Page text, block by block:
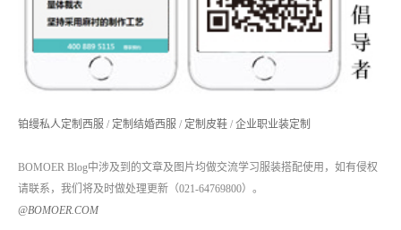
铂缦私人定制西服 / 定制结婚西服 / 定制皮鞋 / 企业职业装定制
BOMOER Blog中涉及到的文章及图片均做交流学习服装搭配使用，如有侵权
请联系，我们将及时做处理更新（021-64769800）。
@BOMOER.COM